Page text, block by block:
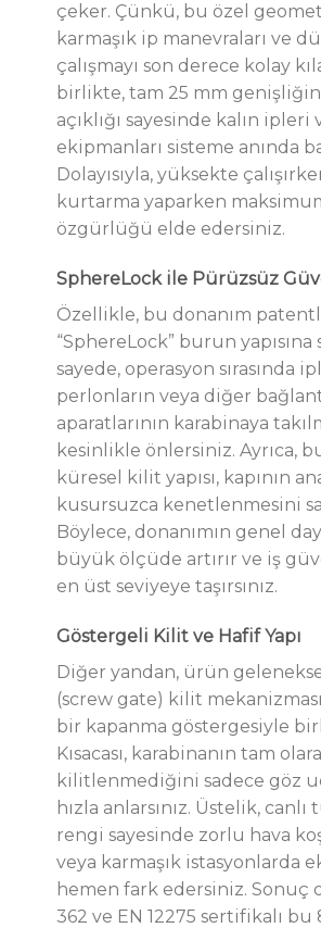
çeker. Çünkü, bu özel
karmaşık ip manevraları ve
çalışmayı son derece kolay
birlikte, tam 25 mm
açıklığı sayesinde kalın ipleri
ekipmanları sisteme anında
Dolayısıyla, yüksekte
kurtarma yaparken
özgürlüğü elde edersiniz.
SphereLock ile Pürüzsüz
Özellikle, bu donanım
“SphereLock” burun
sayede, operasyon sırasında
perlonların veya diğer
aparatlarının karabinaya
kesinlikle önlersiniz. Ayrıca,
küresel kilit yapısı, kapının
kusursuzca kenetlenmesini
Böylece, donanımın genel
büyük ölçüde artırır ve iş
en üst seviyeye taşırsınız.
Göstergeli Kilit ve Hafif Yapı
Diğer yandan, ürün
(screw gate) kilit
bir kapanma göstergesiyle
Kısacası, karabinanın tam
kilitlenmediğini sadece göz
hızla anlarsınız. Üstelik,
rengi sayesinde zorlu hava
veya karmaşık istasyonlarda
hemen fark edersiniz. Sonuç
362 ve EN 12275 sertifikalı bu